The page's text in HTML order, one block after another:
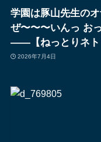
学園は豚山先生の
ぜ〜〜〜いんっ お
――【ねっとりネト
2026年7月4日